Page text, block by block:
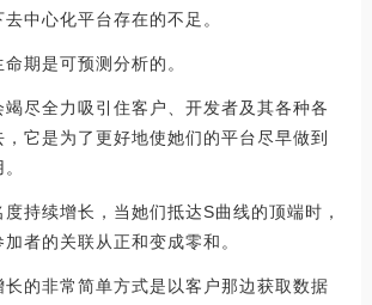
中心化平台存在的不足。
期是可预测分析的。
尽全力吸引住客户、开发者及其各种各
它是为了更好地使她们的平台尽早做到
持续增长，当她们抵达S曲线的顶端时，
者的关联从正和变成零和。
的非常简单方式是以客户那边获取数据